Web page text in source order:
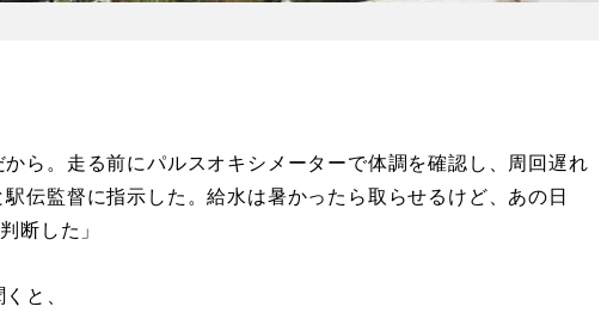
から。走る前にパルスオキシメーターで体調を確認し、周回遅れ
伝監督に指示した。給水は暑かったら取らせるけど、あの日
断した」
と、